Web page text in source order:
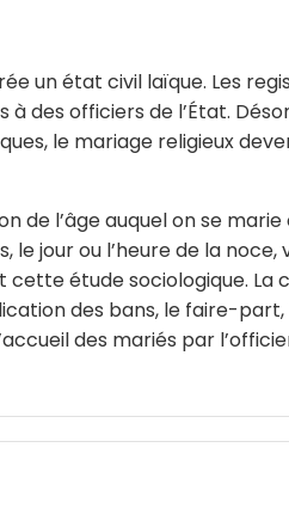
un état civil laïque. Les
des officiers de l’État.
le mariage religieux
de l’âge auquel on se
jour ou l’heure de la noce,
étude sociologique. La
des bans, le faire-part,
des mariés par